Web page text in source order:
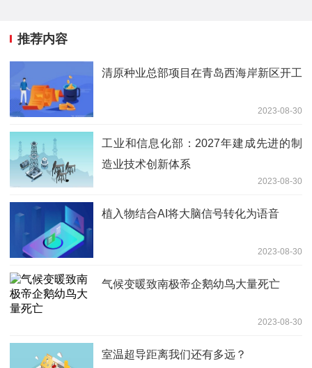
推荐内容
清原种业总部项目在青岛西海岸新区开工
2023-08-30
工业和信息化部：2027年建成先进的制
造业技术创新体系
2023-08-30
植入物结合AI将大脑信号转化为语音
2023-08-30
气候变暖致南极帝企鹅幼鸟大量死亡
2023-08-30
室温超导距离我们还有多远？